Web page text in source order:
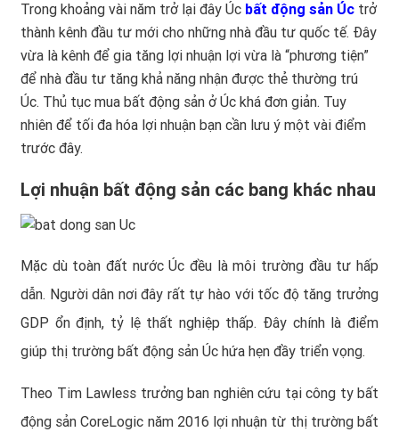
Trong khoảng vài năm trở lại đây Úc bất động sản Úc trở
thành kênh đầu tư mới cho những nhà đầu tư quốc tế. Đây
vừa là kênh để gia tăng lợi nhuận lợi vừa là “phương tiện”
để nhà đầu tư tăng khả năng nhận được thẻ thường trú
Úc. Thủ tục mua bất động sản ở Úc khá đơn giản. Tuy
nhiên để tối đa hóa lợi nhuận bạn cần lưu ý một vài điểm
trước đây.
Lợi nhuận bất động sản các bang khác nhau
Mặc dù toàn đất nước Úc đều là môi trường đầu tư hấp
dẫn. Người dân nơi đây rất tự hào với tốc độ tăng trưởng
GDP ổn định, tỷ lệ thất nghiệp thấp. Đây chính là điểm
giúp thị trường bất động sản Úc hứa hẹn đầy triển vọng.
Theo Tim Lawless trưởng ban nghiên cứu tại công ty bất
động sản CoreLogic năm 2016 lợi nhuận từ thị trường bất